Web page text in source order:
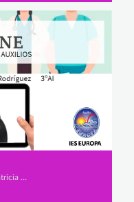
Secundaria, Alba Vivancos Sánchez y Patricia Molina Rodríguez